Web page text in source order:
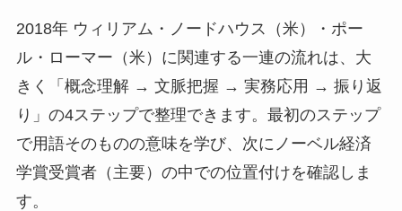
2018年 ウィリアム・ノードハウス（米）・ポー
ル・ローマー（米）に関連する一連の流れは、大
きく「概念理解 → 文脈把握 → 実務応用 → 振り返
り」の4ステップで整理できます。最初のステップ
で用語そのものの意味を学び、次にノーベル経済
学賞受賞者（主要）の中での位置付けを確認しま
す。